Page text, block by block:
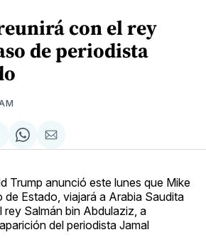
con el rey
de periodista
Share
on
Compartir
via
Trump anunció este lunes que Mike
de Estado, viajará a Arabia Saudita
rey Salmán bin Abdulaziz, a
del periodista Jamal